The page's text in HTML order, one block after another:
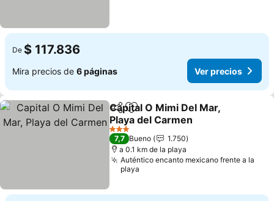
De $ 117.836
Mira precios de 6 páginas Ver precios
CompartirAgregar a favoritos
Capital O Mimi Del Mar,
Playa del Carmen
Ver precios
3 Estrellas
7,7 Bueno
1.750
a 0.1 km de la playa
Auténtico encanto mexicano frente a la
playa